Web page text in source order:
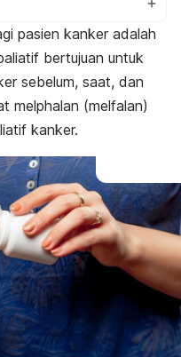
pasien kanker adalah
bertujuan untuk
sebelum, saat, dan
melphalan (melfalan)
kanker.